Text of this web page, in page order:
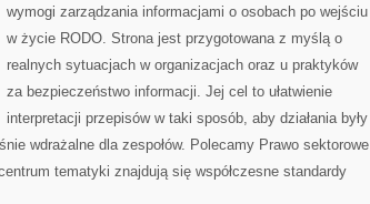
wymogi zarządzania informacjami o osobach po wejściu
w życie RODO. Strona jest przygotowana z myślą o
realnych sytuacjach w organizacjach oraz u praktyków
za bezpieczeństwo informacji. Jej cel to ułatwienie
interpretacji przepisów w taki sposób, aby działania były
wdrażalne dla zespołów. Polecamy Prawo sektorowe
tematyki znajdują się współczesne standardy